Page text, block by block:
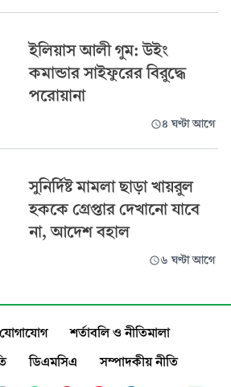
ইলিয়াস আলী গুম: উইং
কমান্ডার সাইফুরের বিরুদ্ধে
পরোয়ানা
৪ ঘণ্টা আগে
সুনির্দিষ্ট মামলা ছাড়া খায়রুল
হককে গ্রেপ্তার দেখানো যাবে
না, আদেশ বহাল
৬ ঘণ্টা আগে
যোগাযোগ
শর্তাবলি ও নীতিমালা
ডিএমসিএ সম্পাদকীয় নীতি